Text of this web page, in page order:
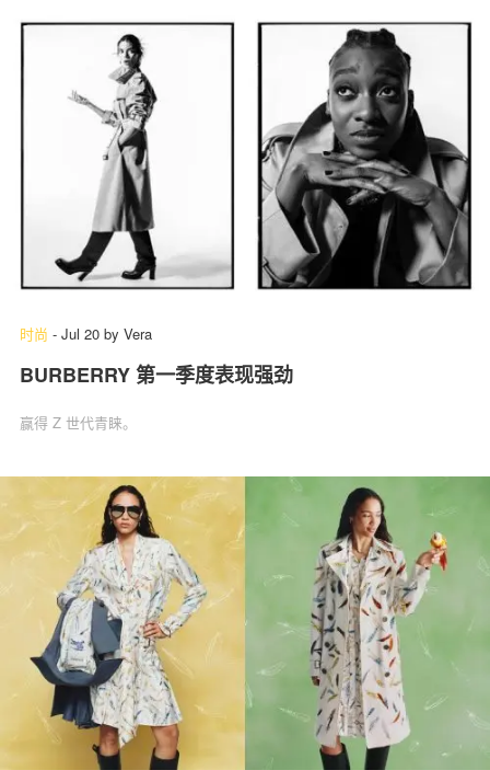
时尚 - Jul 20 by Vera
BURBERRY 第一季度表现强劲
赢得 Z 世代青睐。